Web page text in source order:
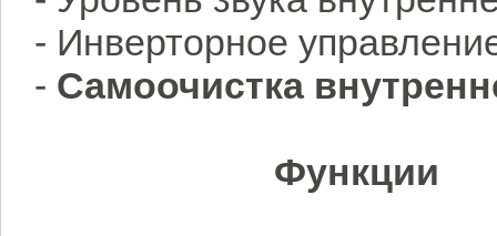
- Инверторное
- Самоочистка
Функции